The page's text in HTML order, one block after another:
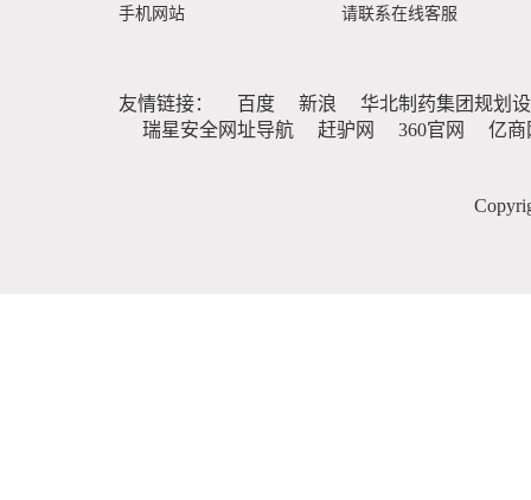
手机网站
请联系在线客服
友情链接： 百度 新浪
华北制药集团规划
瑞星安全网址导航
赶驴网 360官网 亿商